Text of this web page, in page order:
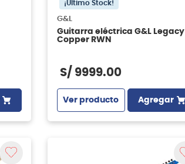
¡Último Stock!
G&L
Guitarra eléctrica G&L Legacy
Copper RWN
S/ 9999.00
Ver producto Agregar